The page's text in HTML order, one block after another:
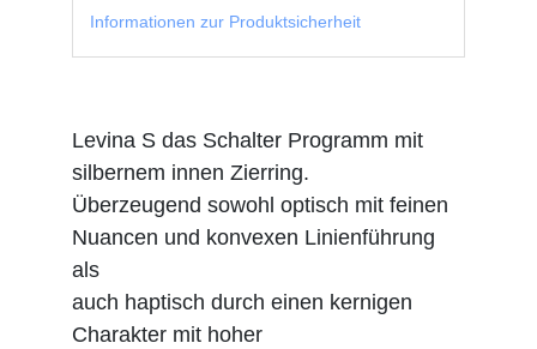
Informationen zur Produktsicherheit
Levina S das Schalter Programm mit
silbernem innen Zierring.
Überzeugend sowohl optisch mit feinen
Nuancen und konvexen Linienführung
als
auch haptisch durch einen kernigen
Charakter mit hoher